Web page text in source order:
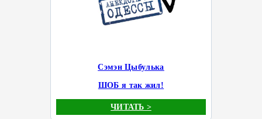
Сэмэн Цыбулька
ШОБ я так жил!
ЧИТАТЬ >